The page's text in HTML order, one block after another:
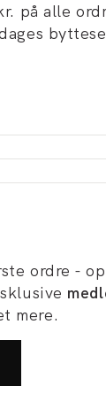
på alle
ordre -
mere.